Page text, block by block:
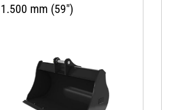
1.500 mm (59")